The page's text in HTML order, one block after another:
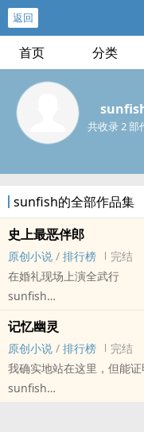
返回
首页 分类
共收录 2 部
sunfish的全部作品集
史上最恶伴郎
原创小说 / 排行榜
完结
在婚礼现场上演全武行
sunfish
轻松 - 架空世界 - 竞技体育
当今社会，结婚不仅是两
但关乎情感，更关乎财产
语权，更将下一代牢牢把
记忆幽灵
原创小说 / 排行榜
完结
我确实地站在这里，但能
sunfish